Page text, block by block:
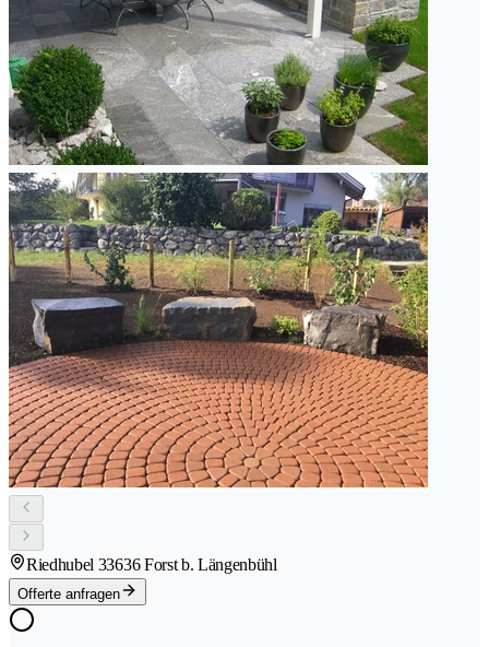
Riedhubel 33636 Forst b. Längenbühl
Offerte anfragen